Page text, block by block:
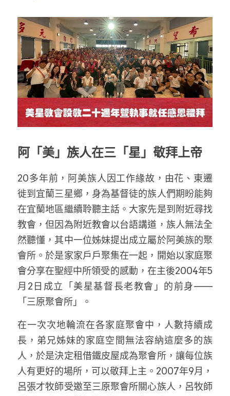
解惑之窗
母語葡萄園
神學淺說
信仰生活
好書櫥窗
家書
阿「美」族人在三「星」敬拜上帝
20多年前，阿美族人因工作緣故，由花、東遷
徙到宜蘭三星鄉，身為基督徒的族人們期盼能夠
在宜蘭地區繼續聆聽主話。大家先是到附近尋找
教會，但因為附近教會以台語講道，族人無法全
然聽懂，其中一位姊妹提出成立屬於阿美族的聚
會所。於是家家戶戶聚集在一起，開始以家庭聚
會分享在聖經中所領受的感動，在主後2004年5
月2日成立「美星基督長老教會」的前身——
「三原聚會所」。
在一次次地輪流在各家庭聚會中，人數持續成
長，弟兄姊妹的家庭空間無法容納這麼多的族
人，於是決定租借鐵皮屋成為聚會所，讓每位族
人有更好的場所，可以敬拜上主。2007年9月，
呂張才牧師受邀至三原聚會所關心族人，呂牧師